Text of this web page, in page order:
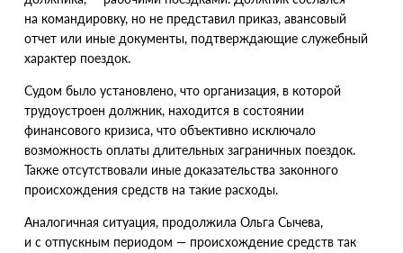
на командировку, но не представил приказ, авансовый
отчет или иные документы, подтверждающие служебный
характер поездок.
Судом было установлено, что организация, в которой
трудоустроен должник, находится в состоянии
финансового кризиса, что объективно исключало
возможность оплаты длительных заграничных поездок.
Также отсутствовали иные доказательства законного
происхождения средств на такие расходы.
Аналогичная ситуация, продолжила Ольга Сычева,
и с отпускным периодом — происхождение средств так